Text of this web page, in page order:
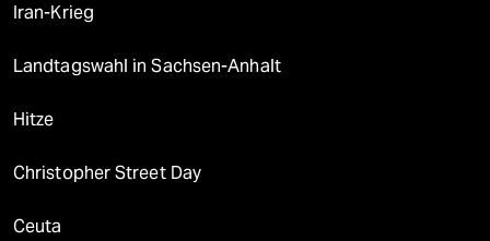
Iran-Krieg
Landtagswahl in Sachsen-Anhalt
Hitze
Christopher Street Day
Ceuta